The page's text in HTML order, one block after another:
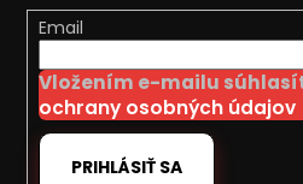
Email
Vložením e-mailu
ochrany osobných údajov
PRIHLÁSIŤ SA